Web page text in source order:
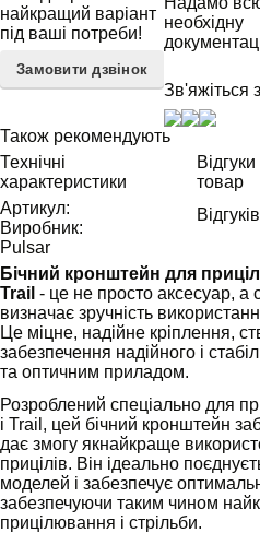
найкращий варіант
під ваші потреби!
Замовити дзвінок
необхідну
Зв'яжіться
Також рекомендують
Технічні
характеристики
Артикул:
Виробник:
Pulsar
товар
Бічний кронштейн для
Trail - це не просто аксесуар, а
визначає зручність
Це міцне, надійне кріплення,
забезпечення надійного і
та оптичним приладом.
Розроблений спеціально для
і Trail, цей бічний кронштейн
дає змогу якнайкраще
прицілів. Він ідеально
моделей і забезпечує
забезпечуючи таким чином
прицілювання і стрільби.